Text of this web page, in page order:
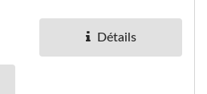
Détails